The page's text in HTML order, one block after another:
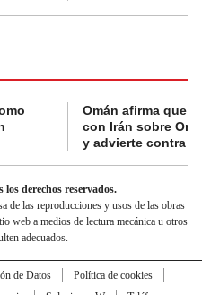
Omán afirma que
con Irán sobre
y advierte contra
derechos reservados.
de las reproducciones y usos de las obras
web a medios de lectura mecánica u otros
adecuados.
de Datos
Política de cookies